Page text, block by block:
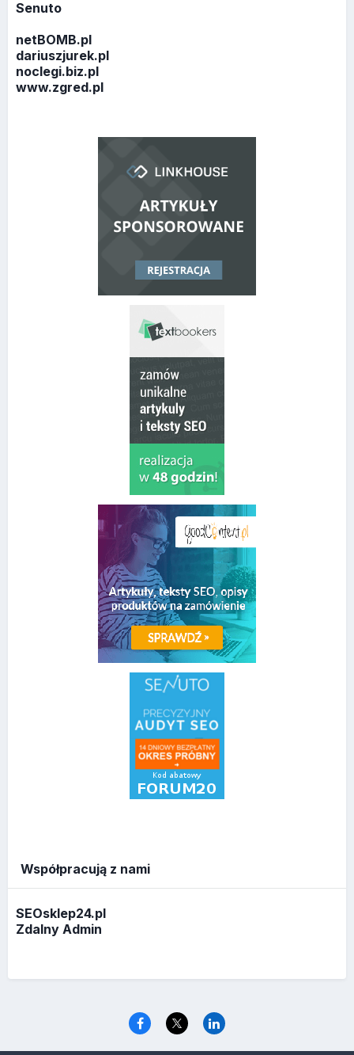
Senuto
netBOMB.pl
dariuszjurek.pl
noclegi.biz.pl
www.zgred.pl
Współpracują z nami
SEOsklep24.pl
Zdalny Admin